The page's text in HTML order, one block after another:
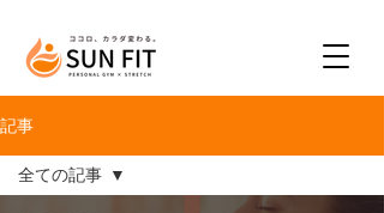
記事
全ての記事